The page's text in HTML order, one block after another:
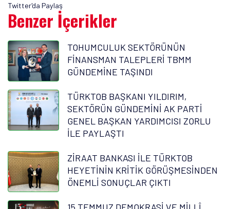
Twitter'da Paylaş
Benzer İçerikler
TOHUMCULUK SEKTÖRÜNÜN
FİNANSMAN TALEPLERİ TBMM
GÜNDEMİNE TAŞINDI
TÜRKTOB BAŞKANI YILDIRIM,
SEKTÖRÜN GÜNDEMİNİ AK PARTİ
GENEL BAŞKAN YARDIMCISI ZORLU
İLE PAYLAŞTI
ZİRAAT BANKASI İLE TÜRKTOB
HEYETİNİN KRİTİK GÖRÜŞMESİNDEN
ÖNEMLİ SONUÇLAR ÇIKTI
15 TEMMUZ DEMOKRASİ VE MİLLÎ